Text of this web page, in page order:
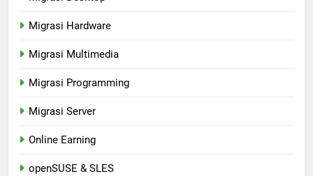
Migrasi Hardware
Migrasi Multimedia
Migrasi Programming
Migrasi Server
Online Earning
openSUSE & SLES